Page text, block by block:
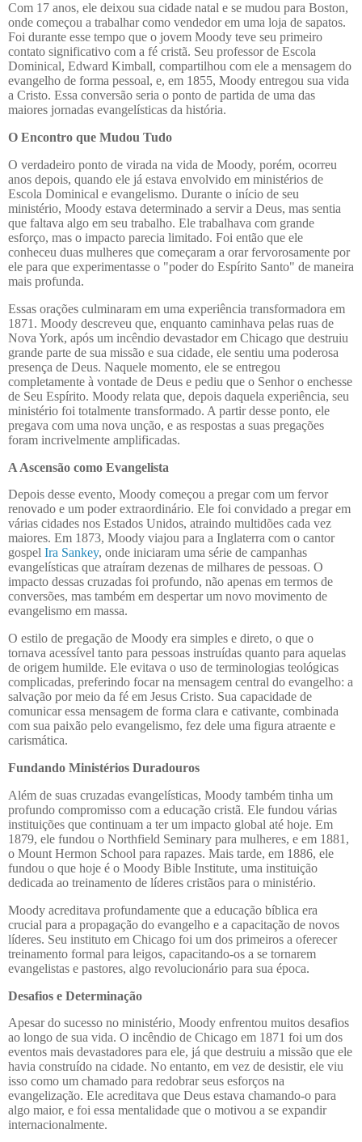
Com 17 anos, ele deixou sua cidade natal e se mudou para Boston,
onde começou a trabalhar como vendedor em uma loja de sapatos.
Foi durante esse tempo que o jovem Moody teve seu primeiro
contato significativo com a fé cristã. Seu professor de Escola
Dominical, Edward Kimball, compartilhou com ele a mensagem do
evangelho de forma pessoal, e, em 1855, Moody entregou sua vida
a Cristo. Essa conversão seria o ponto de partida de uma das
maiores jornadas evangelísticas da história.
O Encontro que Mudou Tudo
O verdadeiro ponto de virada na vida de Moody, porém, ocorreu
anos depois, quando ele já estava envolvido em ministérios de
Escola Dominical e evangelismo. Durante o início de seu
ministério, Moody estava determinado a servir a Deus, mas sentia
que faltava algo em seu trabalho. Ele trabalhava com grande
esforço, mas o impacto parecia limitado. Foi então que ele
conheceu duas mulheres que começaram a orar fervorosamente por
ele para que experimentasse o "poder do Espírito Santo" de maneira
mais profunda.
Essas orações culminaram em uma experiência transformadora em
1871. Moody descreveu que, enquanto caminhava pelas ruas de
Nova York, após um incêndio devastador em Chicago que destruiu
grande parte de sua missão e sua cidade, ele sentiu uma poderosa
presença de Deus. Naquele momento, ele se entregou
completamente à vontade de Deus e pediu que o Senhor o enchesse
de Seu Espírito. Moody relata que, depois daquela experiência, seu
ministério foi totalmente transformado. A partir desse ponto, ele
pregava com uma nova unção, e as respostas a suas pregações
foram incrivelmente amplificadas.
A Ascensão como Evangelista
Depois desse evento, Moody começou a pregar com um fervor
renovado e um poder extraordinário. Ele foi convidado a pregar em
várias cidades nos Estados Unidos, atraindo multidões cada vez
maiores. Em 1873, Moody viajou para a Inglaterra com o cantor
gospel Ira Sankey, onde iniciaram uma série de campanhas
evangelísticas que atraíram dezenas de milhares de pessoas. O
impacto dessas cruzadas foi profundo, não apenas em termos de
conversões, mas também em despertar um novo movimento de
evangelismo em massa.
O estilo de pregação de Moody era simples e direto, o que o
tornava acessível tanto para pessoas instruídas quanto para aquelas
de origem humilde. Ele evitava o uso de terminologias teológicas
complicadas, preferindo focar na mensagem central do evangelho: a
salvação por meio da fé em Jesus Cristo. Sua capacidade de
comunicar essa mensagem de forma clara e cativante, combinada
com sua paixão pelo evangelismo, fez dele uma figura atraente e
carismática.
Fundando Ministérios Duradouros
Além de suas cruzadas evangelísticas, Moody também tinha um
profundo compromisso com a educação cristã. Ele fundou várias
instituições que continuam a ter um impacto global até hoje. Em
1879, ele fundou o Northfield Seminary para mulheres, e em 1881,
o Mount Hermon School para rapazes. Mais tarde, em 1886, ele
fundou o que hoje é o Moody Bible Institute, uma instituição
dedicada ao treinamento de líderes cristãos para o ministério.
Moody acreditava profundamente que a educação bíblica era
crucial para a propagação do evangelho e a capacitação de novos
líderes. Seu instituto em Chicago foi um dos primeiros a oferecer
treinamento formal para leigos, capacitando-os a se tornarem
evangelistas e pastores, algo revolucionário para sua época.
Desafios e Determinação
Apesar do sucesso no ministério, Moody enfrentou muitos desafios
ao longo de sua vida. O incêndio de Chicago em 1871 foi um dos
eventos mais devastadores para ele, já que destruiu a missão que ele
havia construído na cidade. No entanto, em vez de desistir, ele viu
isso como um chamado para redobrar seus esforços na
evangelização. Ele acreditava que Deus estava chamando-o para
algo maior, e foi essa mentalidade que o motivou a se expandir
internacionalmente.